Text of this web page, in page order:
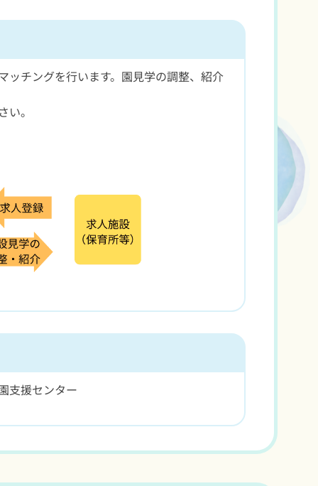
ッチングを行います。園見学の調整、紹介
。
支援センター